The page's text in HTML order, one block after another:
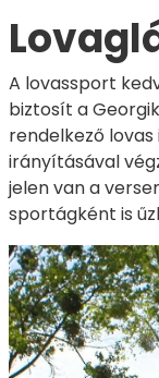
A lovassport
biztosít a
rendelkező
irányításával
jelen van a
sportágként is